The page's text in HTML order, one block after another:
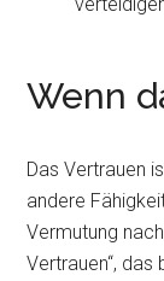
Wenn
Das Vertrauen
andere
Vermutung
Vertrauen“,